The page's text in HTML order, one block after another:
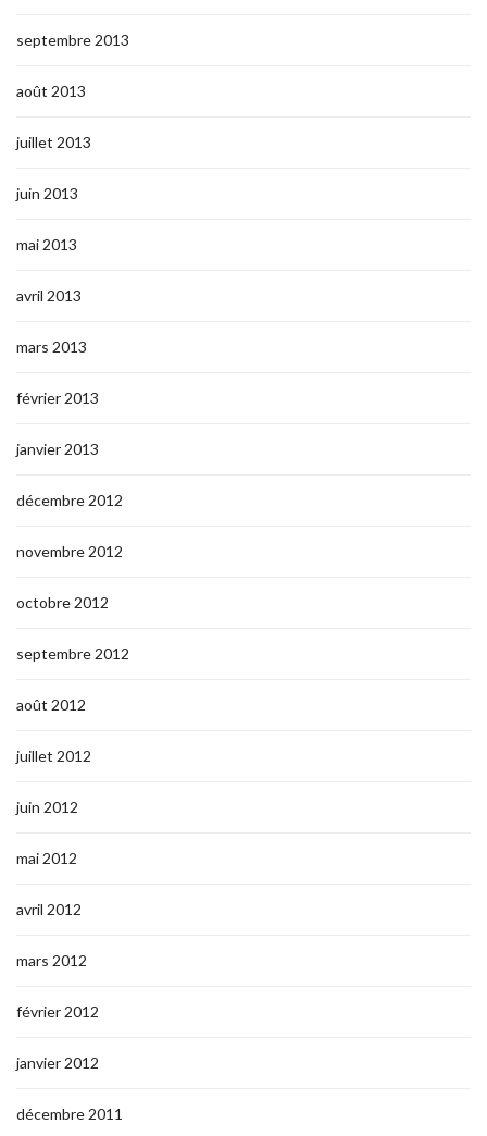
septembre 2013
août 2013
juillet 2013
juin 2013
mai 2013
avril 2013
mars 2013
février 2013
janvier 2013
décembre 2012
novembre 2012
octobre 2012
septembre 2012
août 2012
juillet 2012
juin 2012
mai 2012
avril 2012
mars 2012
février 2012
janvier 2012
décembre 2011